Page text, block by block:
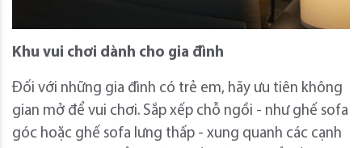
Khu vui chơi dành cho gia đình
Đối với những gia đình có trẻ em, hãy ưu tiên không
gian mở để vui chơi. Sắp xếp chỗ ngồi - như ghế sofa
góc hoặc ghế sofa lưng thấp - xung quanh các cạnh